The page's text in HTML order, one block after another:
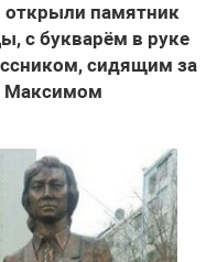
открыли памятник
с букварём в руке
сидящим за
Максимом